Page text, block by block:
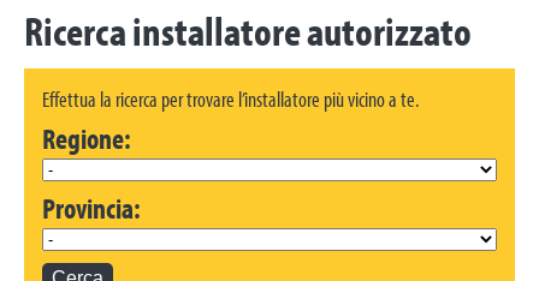
Certificazioni
BLOW IN Technology
Novità ed Eventi
Contattaci
Richiesta informazioni
Dove Siamo
Home Page
Ricerca installatore autorizzato
Effettua la ricerca per trovare l’installatore più vicino a te.
Regione:
Provincia: